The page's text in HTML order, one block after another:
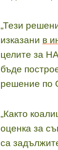
„Тези
изказани в
целите за
бъде
решение по
„Както
оценка за
са